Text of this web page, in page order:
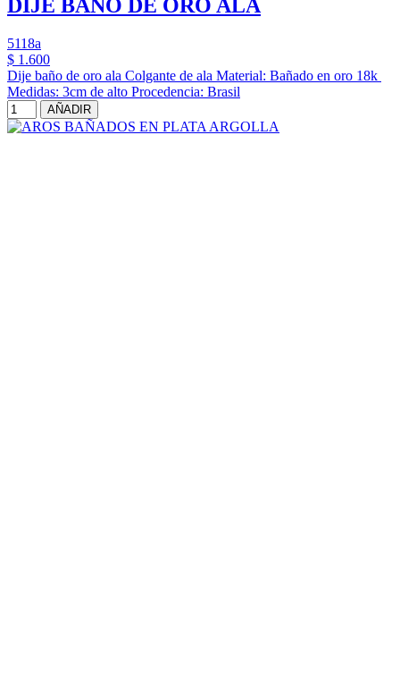
DIJE BANO DE ORO ALA
5118a
$ 1.600
Dije baño de oro ala Colgante de ala Material: Bañado en oro 18k
Medidas: 3cm de alto Procedencia: Brasil
AÑADIR